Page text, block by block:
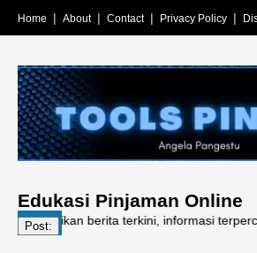
Home About Contact Privacy Policy
Edukasi Pinjaman Online
Post:
berita terkini, informasi terpercaya,